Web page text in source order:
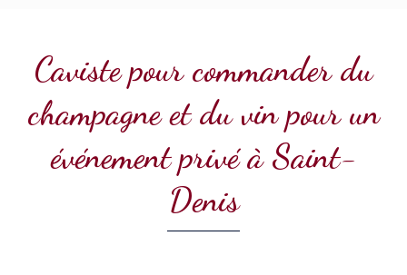
Caviste pour commander du
champagne et du vin pour un
événement privé à Saint-
Denis